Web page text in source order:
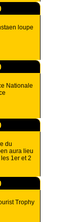
loupe
Nationale
du
aura lieu
1er et 2
Trophy